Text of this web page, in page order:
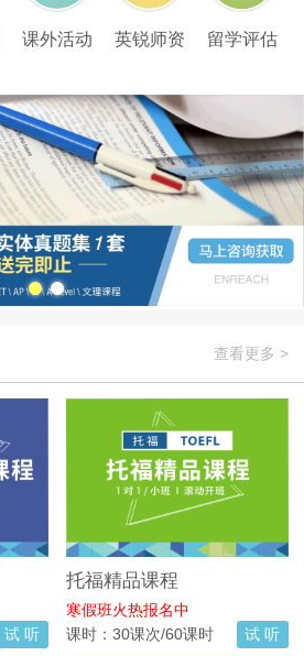
课外活动 英锐师资 留学评估
查看更多 >
试 听
托福精品课程
寒假班火热报名中
课时：30课次/60课时
试 听